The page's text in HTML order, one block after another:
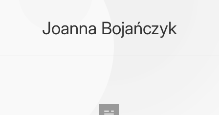
Joanna Bojańczyk